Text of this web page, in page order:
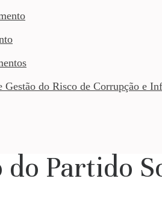
Gestão do Risco de Corrupção e
do Partido